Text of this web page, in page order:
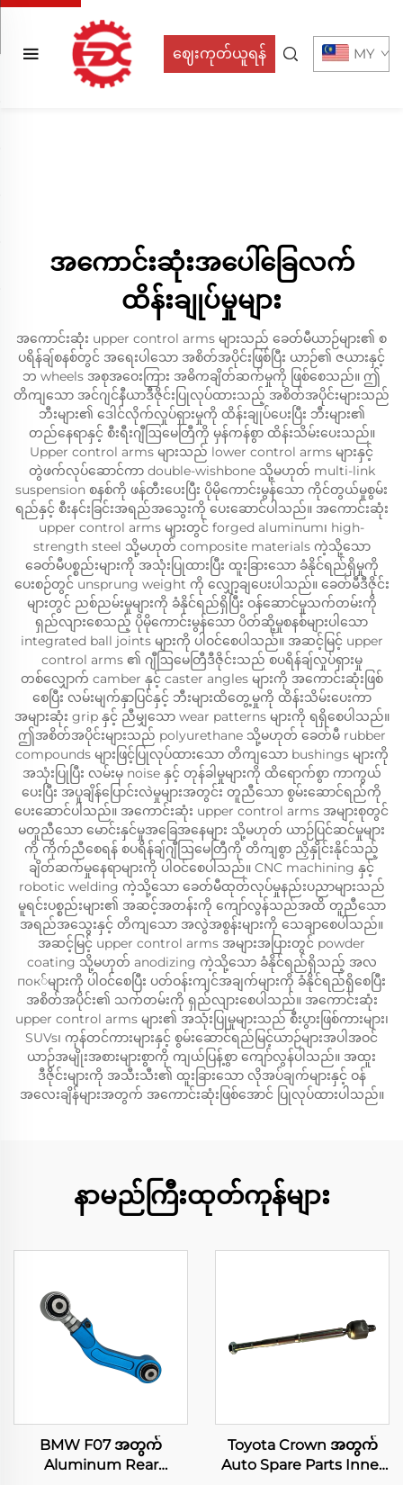
ဈေးကုတ်ယူရန် MY
အကောင်းဆုံးအပေါ်ခြေလက်
ထိန်းချုပ်မှုများ
အကောင်းဆုံး upper control arms များသည် ခေတ်မီယာဉ်များ၏ စ
ပရိန်ချ်စနစ်တွင် အရေးပါသော အစိတ်အပိုင်းဖြစ်ပြီး ယာဉ်၏ ဇယားနှင့်
ဘ wheels အစုအဝေးကြား အဓိကချိတ်ဆက်မှုကို ဖြစ်စေသည်။ ဤ
တိကျသော အင်ဂျင်နီယာဒီဇိုင်းပြုလုပ်ထားသည့် အစိတ်အပိုင်းများသည်
ဘီးများ၏ ဒေါင်လိုက်လှုပ်ရှားမှုကို ထိန်းချုပ်ပေးပြီး ဘီးများ၏
တည်နေရာနှင့် စီးရီးဂျီဩမေတြီကို မှန်ကန်စွာ ထိန်းသိမ်းပေးသည်။
Upper control arms များသည် lower control arms များနှင့်
တွဲဖက်လုပ်ဆောင်ကာ double-wishbone သို့မဟုတ် multi-link
suspension စနစ်ကို ဖန်တီးပေးပြီး ပိုမိုကောင်းမွန်သော ကိုင်တွယ်မှုစွမ်း
ရည်နှင့် စီးနင်းခြင်းအရည်အသွေးကို ပေးဆောင်ပါသည်။ အကောင်းဆုံး
upper control arms များတွင် forged aluminum၊ high-
strength steel သို့မဟုတ် composite materials ကဲ့သို့သော
ခေတ်မီပစ္စည်းများကို အသုံးပြုထားပြီး ထူးခြားသော ခံနိုင်ရည်ရှိမှုကို
ပေးစဉ်တွင် unsprung weight ကို လျှော့ချပေးပါသည်။ ခေတ်မီဒီဇိုင်း
များတွင် ညစ်ညမ်းမှုများကို ခံနိုင်ရည်ရှိပြီး ဝန်ဆောင်မှုသက်တမ်းကို
ရှည်လျားစေသည့် ပိုမိုကောင်းမွန်သော ပိတ်ဆို့မှုစနစ်များပါသော
integrated ball joints များကို ပါဝင်စေပါသည်။ အဆင့်မြင့် upper
control arms ၏ ဂျီဩမေတြီဒီဇိုင်းသည် စပရိန်ချ်လှုပ်ရှားမှု
တစ်လျှောက် camber နှင့် caster angles များကို အကောင်းဆုံးဖြစ်
စေပြီး လမ်းမျက်နှာပြင်နှင့် ဘီးများထိတွေ့မှုကို ထိန်းသိမ်းပေးကာ
အများဆုံး grip နှင့် ညီမျှသော wear patterns များကို ရရှိစေပါသည်။
ဤအစိတ်အပိုင်းများသည် polyurethane သို့မဟုတ် ခေတ်မီ rubber
compounds များဖြင့်ပြုလုပ်ထားသော တိကျသော bushings များကို
အသုံးပြုပြီး လမ်းမှ noise နှင့် တုန်ခါမှုများကို ထိရောက်စွာ ကာကွယ်
ပေးပြီး အပူချိန်ပြောင်းလဲမှုများအတွင်း တူညီသော စွမ်းဆောင်ရည်ကို
ပေးဆောင်ပါသည်။ အကောင်းဆုံး upper control arms အများစုတွင်
မတူညီသော မောင်းနှင်မှုအခြေအနေများ သို့မဟုတ် ယာဉ်ပြင်ဆင်မှုများ
ကို ကိုက်ညီစေရန် စပရိန်ချ်ဂျီဩမေတြီကို တိကျစွာ ညှိနှိုင်းနိုင်သည့်
ချိတ်ဆက်မှုနေရာများကို ပါဝင်စေပါသည်။ CNC machining နှင့်
robotic welding ကဲ့သို့သော ခေတ်မီထုတ်လုပ်မှုနည်းပညာများသည်
မူရင်းပစ္စည်းများ၏ အဆင့်အတန်းကို ကျော်လွန်သည်အထိ တူညီသော
အရည်အသွေးနှင့် တိကျသော အလွဲအစွန်းများကို သေချာစေပါသည်။
အဆင့်မြင့် upper control arms အများအပြားတွင် powder
coating သို့မဟုတ် anodizing ကဲ့သို့သော ခံနိုင်ရည်ရှိသည့် အလ
пок်များကို ပါဝင်စေပြီး ပတ်ဝန်းကျင်အချက်များကို ခံနိုင်ရည်ရှိစေပြီး
အစိတ်အပိုင်း၏ သက်တမ်းကို ရှည်လျားစေပါသည်။ အကောင်းဆုံး
upper control arms များ၏ အသုံးပြုမှုများသည် စီးပွားဖြစ်ကားများ၊
SUVs၊ ကုန်တင်ကားများနှင့် စွမ်းဆောင်ရည်မြင့်ယာဉ်များအပါအဝင်
ယာဉ်အမျိုးအစားများစွာကို ကျယ်ပြန့်စွာ ကျော်လွန်ပါသည်။ အထူး
ဒီဇိုင်းများကို အသီးသီး၏ ထူးခြားသော လိုအပ်ချက်များနှင့် ဝန်
အလေးချိန်များအတွက် အကောင်းဆုံးဖြစ်အောင် ပြုလုပ်ထားပါသည်။
နာမည်ကြီးထုတ်ကုန်များ
BMW F07 အတွက်
Aluminum Rear
Toyota Crown အတွက်
Auto Spare Parts Inner